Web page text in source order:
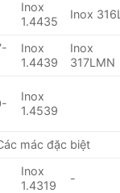
Inox
1.4435
Inox 316L
Inox
1.4439
Inox
317LMN
Inox
1.4539
mác đặc biệt
Inox
1.4319
-